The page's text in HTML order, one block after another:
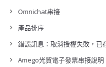
Omnichat串接
產品排序
錯誤訊息：取消授權失敗，已
Amego光貿電子發票串接說明